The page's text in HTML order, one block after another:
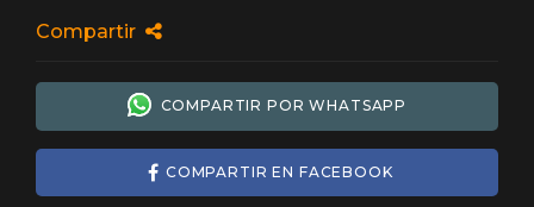
Compartir
COMPARTIR POR WHATSAPP
COMPARTIR EN FACEBOOK